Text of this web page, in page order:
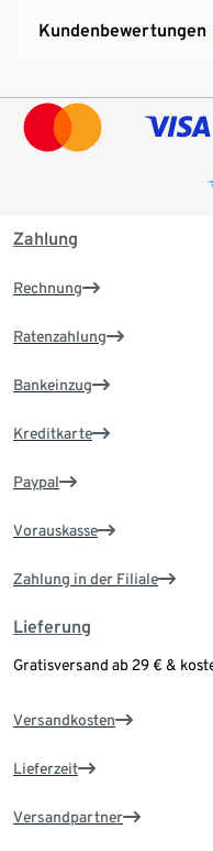
Kundenbewertungen
Zahlung
Rechnung
Ratenzahlung
Bankeinzug
Kreditkarte
Paypal
Vorauskasse
Zahlung in der Filiale
Lieferung
Gratisversand ab 29 € &
Versandkosten
Lieferzeit
Versandpartner